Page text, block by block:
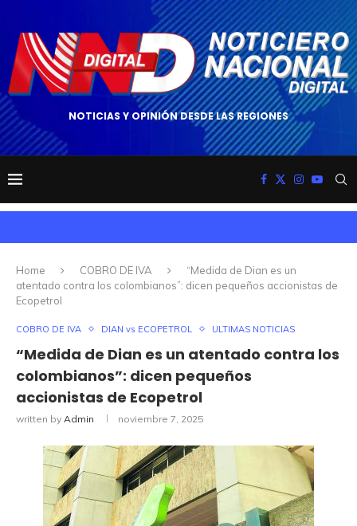
NOTICIAS Y OPINIÓN DESDE LAS REGIONES
Home COBRO DE IVA
“Medida de Dian es un
atentado contra los colombianos”: dicen pequeños accionistas de
Ecopetrol
COBRO DE IVA DIAN vs ECOPETROL ULTIMAS NOTICIAS
“Medida de Dian es un atentado contra los
colombianos”: dicen pequeños
accionistas de Ecopetrol
written by Admin noviembre 7, 2025